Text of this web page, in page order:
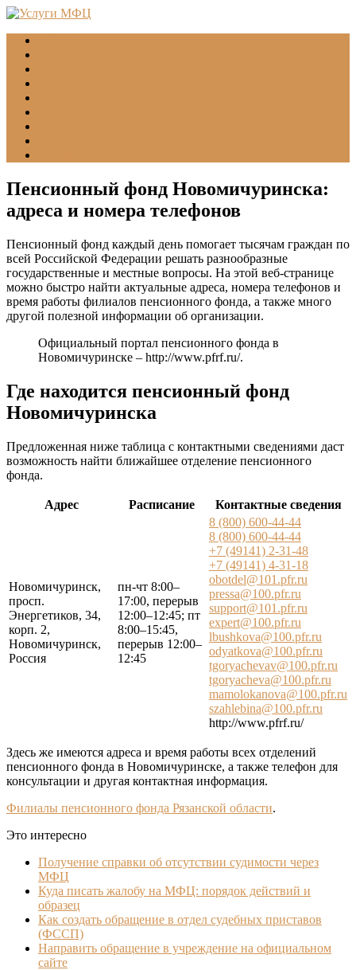
Пенсионный фонд Новомичуринска:
адреса и номера телефонов
Пенсионный фонд каждый день помогает тысячам граждан по
всей Российской Федерации решать разнообразные
государственные и местные вопросы. На этой веб-странице
можно быстро найти актуальные адреса, номера телефонов и
время работы филиалов пенсионного фонда, а также много
другой полезной информации об организации.
Официальный портал пенсионного фонда в
Новомичуринске – http://www.pfrf.ru/.
Где находится пенсионный фонд
Новомичуринска
Предложенная ниже таблица с контактными сведениями даст
возможность найти ближайшее отделение пенсионного
фонда.
Адрес Расписание Контактные сведения
Новомичуринск,
просп.
Энергетиков, 34,
корп. 2,
Новомичуринск,
Россия
пн-чт 8:00–
17:00, перерыв
12:00–12:45; пт
8:00–15:45,
перерыв 12:00–
12:45
8 (800) 600-44-44
8 (800) 600-44-44
+7 (49141) 2-31-48
+7 (49141) 4-31-18
obotdel@101.pfr.ru
pressa@100.pfr.ru
support@101.pfr.ru
expert@100.pfr.ru
lbushkova@100.pfr.ru
odyatkova@100.pfr.ru
tgoryachevav@100.pfr.ru
tgoryacheva@100.pfr.ru
mamolokanova@100.pfr.ru
szahlebina@100.pfr.ru
http://www.pfrf.ru/
Здесь же имеются адреса и время работы всех отделений
пенсионного фонда в Новомичуринске, а также телефон для
консультации и другая контактная информация.
Филиалы пенсионного фонда Рязанской области.
Это интересно
Получение справки об отсутствии судимости через
МФЦ
Куда писать жалобу на МФЦ: порядок действий и
образец
Как создать обращение в отдел судебных приставов
(ФССП)
Направить обращение в учреждение на официальном
сайте